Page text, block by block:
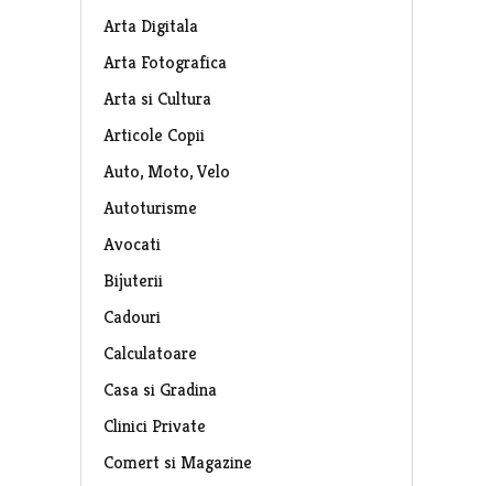
Arta Digitala
Arta Fotografica
Arta si Cultura
Articole Copii
Auto, Moto, Velo
Autoturisme
Avocati
Bijuterii
Cadouri
Calculatoare
Casa si Gradina
Clinici Private
Comert si Magazine